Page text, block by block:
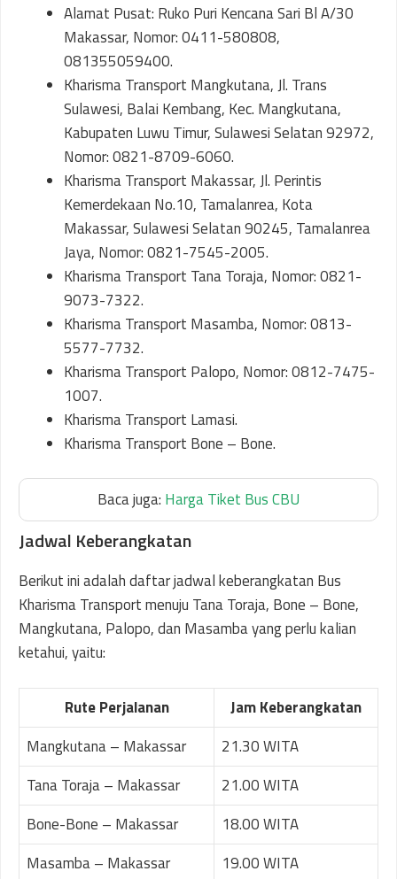
Alamat Pusat: Ruko Puri Kencana Sari Bl A/30
Makassar, Nomor: 0411-580808,
081355059400.
Kharisma Transport Mangkutana, Jl. Trans
Sulawesi, Balai Kembang, Kec. Mangkutana,
Kabupaten Luwu Timur, Sulawesi Selatan 92972,
Nomor: 0821-8709-6060.
Kharisma Transport Makassar, Jl. Perintis
Kemerdekaan No.10, Tamalanrea, Kota
Makassar, Sulawesi Selatan 90245, Tamalanrea
Jaya, Nomor: 0821-7545-2005.
Kharisma Transport Tana Toraja, Nomor: 0821-
9073-7322.
Kharisma Transport Masamba, Nomor: 0813-
5577-7732.
Kharisma Transport Palopo, Nomor: 0812-7475-
1007.
Kharisma Transport Lamasi.
Kharisma Transport Bone – Bone.
Baca juga: Harga Tiket Bus CBU
Jadwal Keberangkatan
Berikut ini adalah daftar jadwal keberangkatan Bus
Kharisma Transport menuju Tana Toraja, Bone – Bone,
Mangkutana, Palopo, dan Masamba yang perlu kalian
ketahui, yaitu:
Rute Perjalanan
Jam Keberangkatan
Mangkutana – Makassar
21.30 WITA
Tana Toraja – Makassar
21.00 WITA
Bone-Bone – Makassar
18.00 WITA
Masamba – Makassar
19.00 WITA